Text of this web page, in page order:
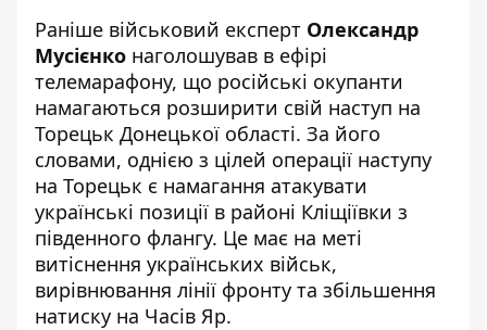
Раніше військовий експерт Олександр
Мусієнко наголошував в ефірі
телемарафону, що російські окупанти
намагаються розширити свій наступ на
Торецьк Донецької області. За його
словами, однією з цілей операції наступу
на Торецьк є намагання атакувати
українські позиції в районі Кліщіївки з
південного флангу. Це має на меті
витіснення українських військ,
вирівнювання лінії фронту та збільшення
натиску на Часів Яр.